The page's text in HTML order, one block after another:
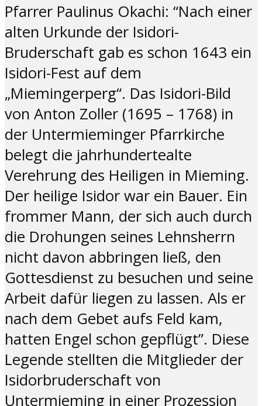
Pfarrer Paulinus Okachi: “Nach einer
alten Urkunde der Isidori-
Bruderschaft gab es schon 1643 ein
Isidori-Fest auf dem
„Miemingerperg“. Das Isidori-Bild
von Anton Zoller (1695 – 1768) in
der Untermieminger Pfarrkirche
belegt die jahrhundertealte
Verehrung des Heiligen in Mieming.
Der heilige Isidor war ein Bauer. Ein
frommer Mann, der sich auch durch
die Drohungen seines Lehnsherrn
nicht davon abbringen ließ, den
Gottesdienst zu besuchen und seine
Arbeit dafür liegen zu lassen. Als er
nach dem Gebet aufs Feld kam,
hatten Engel schon gepflügt”. Diese
Legende stellten die Mitglieder der
Isidorbruderschaft von
Untermieming in einer Prozession